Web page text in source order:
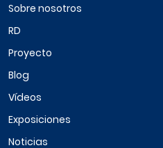
Sobre nosotros
RD
Proyecto
Blog
Vídeos
Exposiciones
Noticias